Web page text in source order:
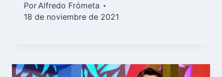
PorAlfredo Frómeta
18 de noviembre de 2021